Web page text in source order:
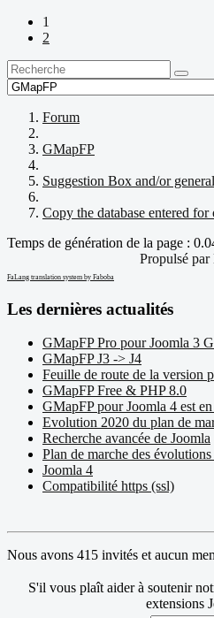
1
2
Forum
GMapFP
Suggestion Box and/or
Copy the database entered for
Temps de génération de la page :
Propulsé par
FaLang translation system by Faboba
Les dernières actualités
GMapFP Pro pour Joomla 3
GMapFP J3 -> J4
Feuille de route de la version
GMapFP Free & PHP 8.0
GMapFP pour Joomla 4 est
Evolution 2020 du plan de
Recherche avancée de Joomla
Plan de marche des
Joomla 4
Compatibilité https (ssl)
Nous avons 415 invités et aucun
S'il vous plaît aider à soutenir
extensions